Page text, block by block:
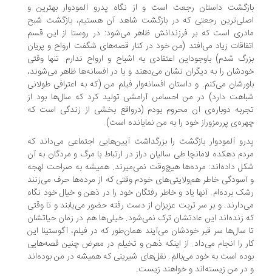
داستان رجعت است و از نگاه پدرو آلمودوار بهترین و
رجعتی که‌ در بازگشت شاهد آن هستیم، بازگشت شبح
است که‌ بر فرزندانش ظاهر می‌شود: در روستا از این قسم
زیاد می‌افتد (من خود در کنار قصه‌های شگفت ارواح و پریان
شدم) باوجوداین اعتقادی به‌ اشباح و ارواح ندارم. تنها وقتی
را به‌ دیگران نشان می‌دهند و یا در افسانه‌ها ظاهر می‌شوند،
می‌کنم. و داستان افسانه‌وار فیلم من (که‌ به‌ اعترافی طولانی
دارد) در من احساس آرامشی تولید کرد که‌ سال‌ها بود از
دوباره‌ی‌ آن محروم بودم (درواقع بخشی از زندگی است که‌
پررمزوراز خود را به‌ من نمایانده‌ است).
آلمودوار بازگشت را بزرگداشت آیین‌هایی اجتماعی می‌داند که‌
دهکده‌‌ لامانچا طی سالیان دراز در ارتباط با مرگ و مردگان به‌ آن
داده‌اند: مرده‌ها هیچ‌وقت نمی‌میرند. همیشه‌ به‌ ‌صراحت لهجه‌
خاطر هم‌ولایتی‌های خودم وقتی که‌ از مرده‌ها حرف می‌زنند
برده‌ام. آنها یاد و خاطر رفتگان خود را در ذهن و خیال خود نگاه‌
و بر سر تربت عزیزان از دست رفته‌ حضور می‌یابند و تا وقتی
زنده‌اند این عادتشان ترک نمی‌شود. خیلی‌ها هم در زمان حیاتشان
سال‌ها سر قبر خودشان می‌آیند همان‌طور که‌ در فیلم، آگوستینا این
را انجام می‌داد. از اینکه‌ ذهن و تخیلم در معرض چنین قصه‌هایی
است به‌ خود می‌بالم. نقل‌های شیرینی که‌ همیشه‌ در من بوده‌اند
من زیسته‌اند و خواهند زیست.